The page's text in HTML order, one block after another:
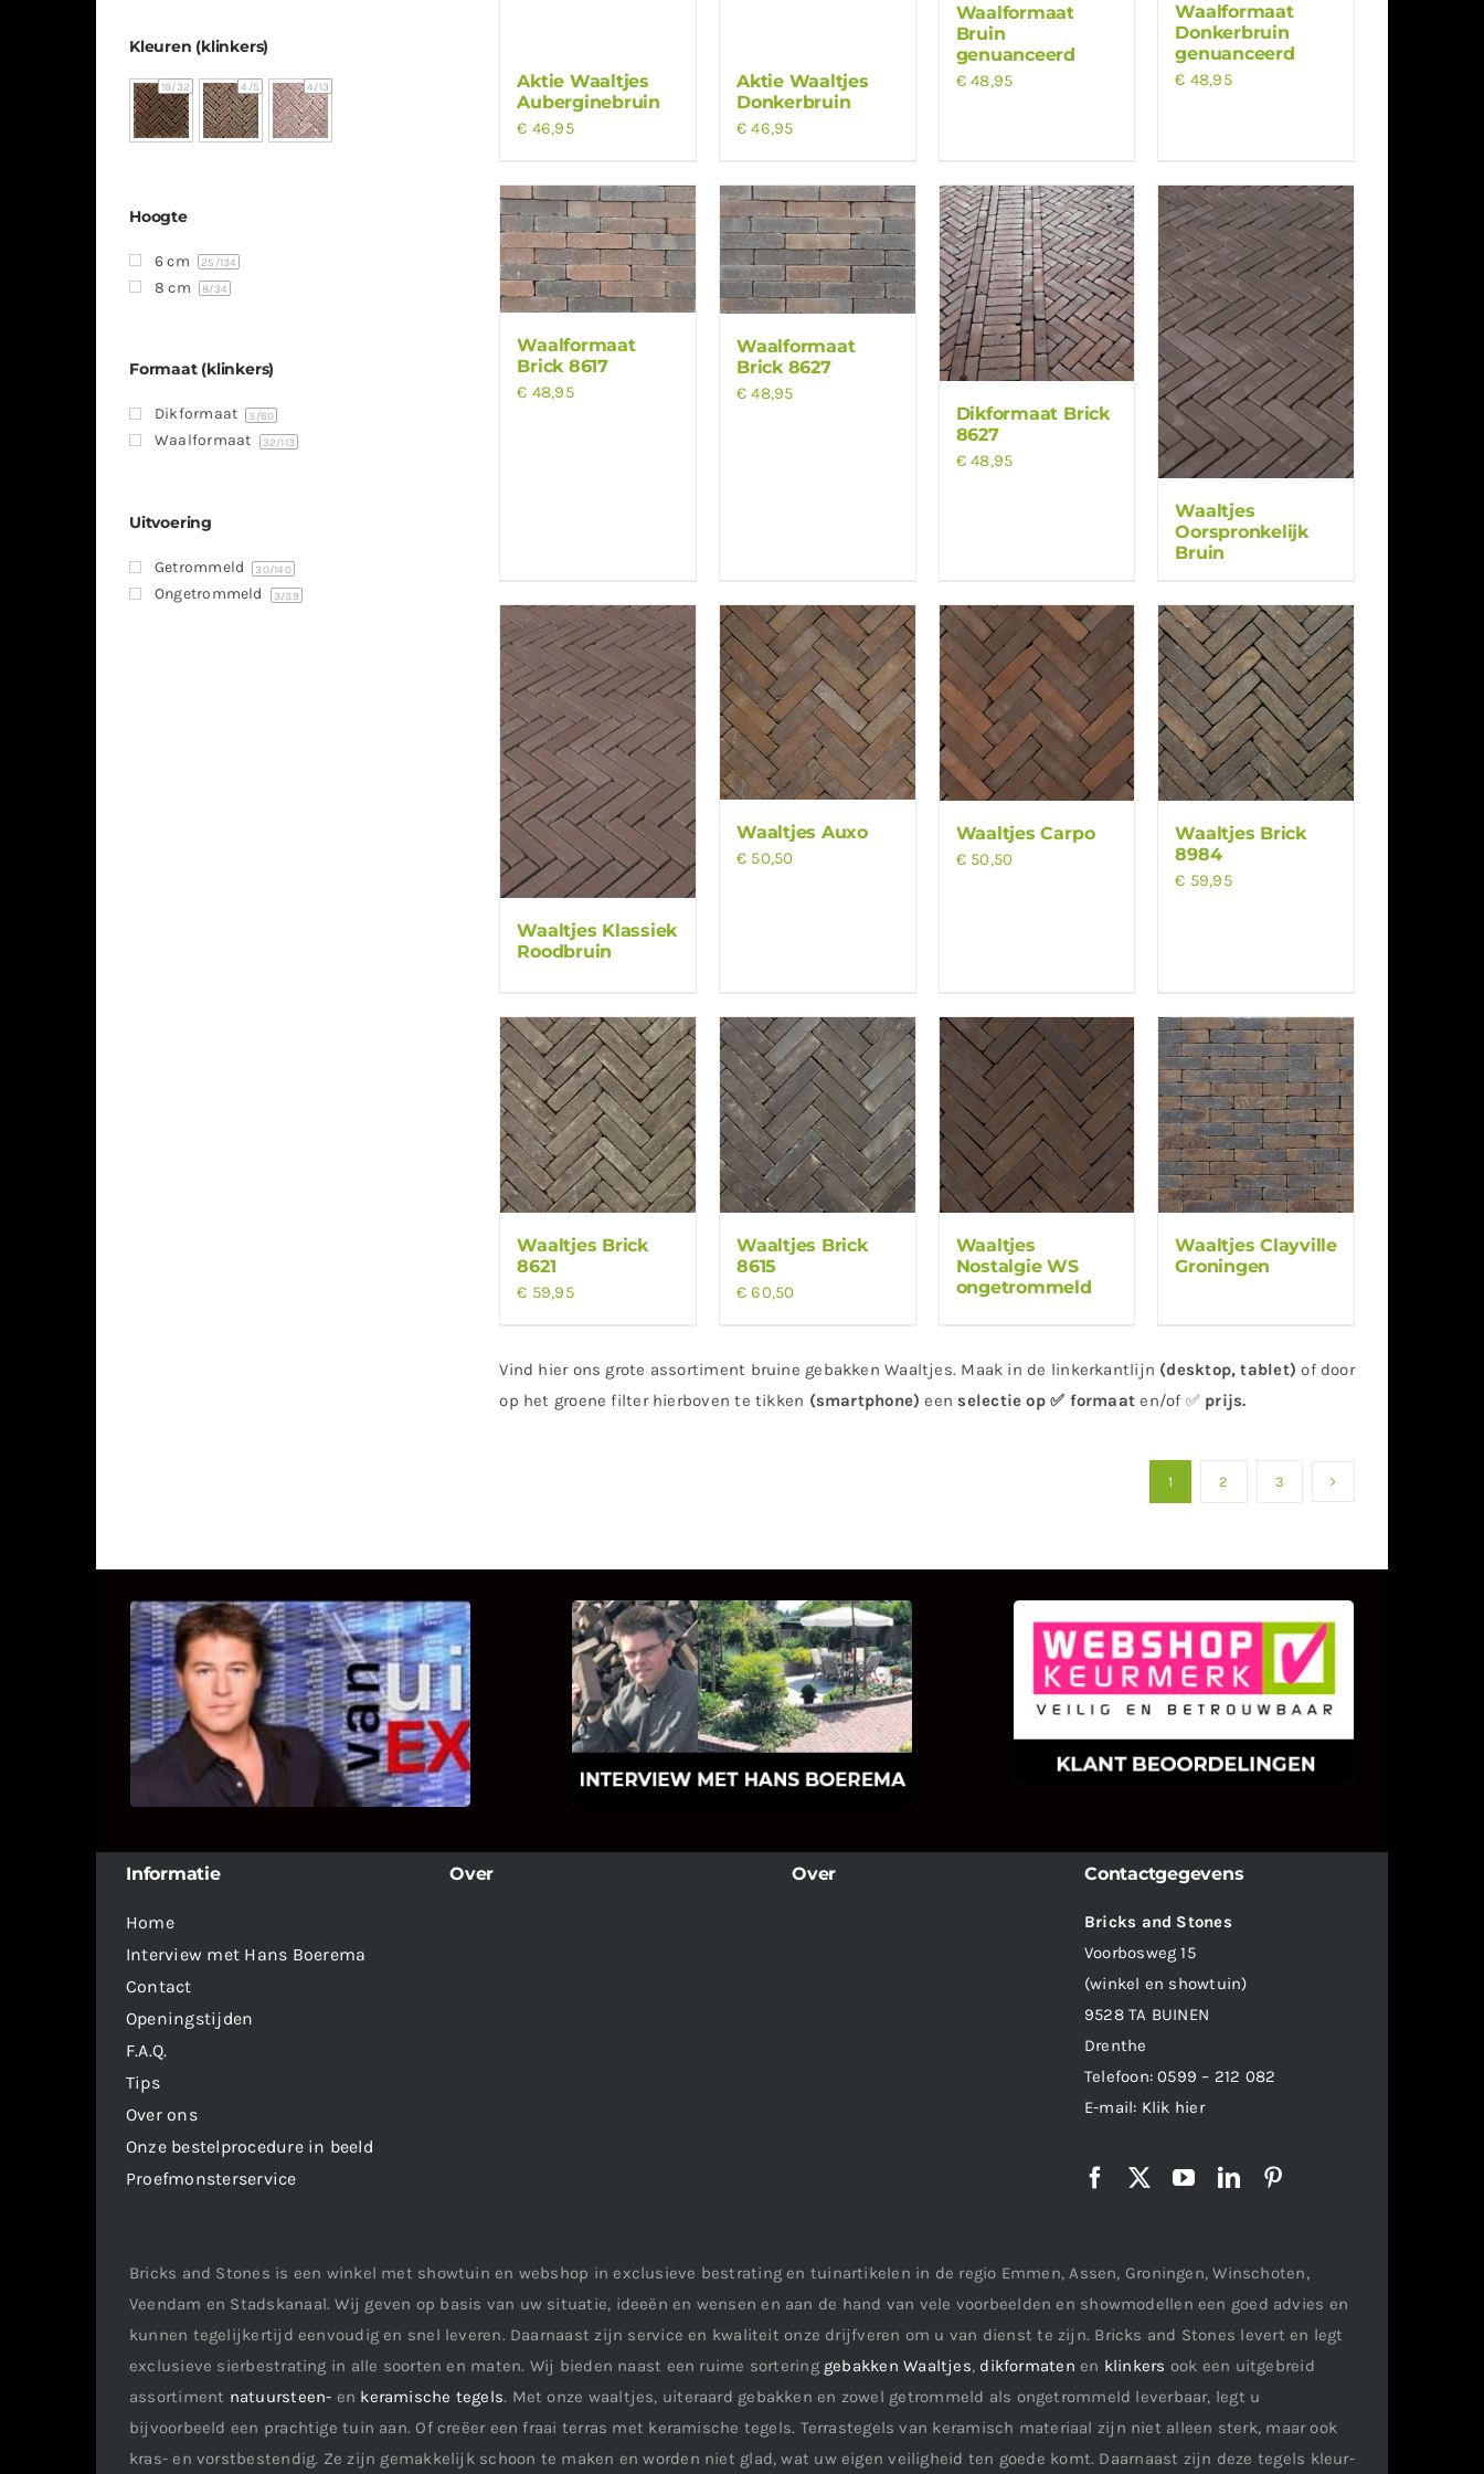
Aktie Waaltjes
Auberginebruin
€ 46,95
Aktie Waaltjes
Donkerbruin
€ 46,95
Waalformaat
Bruin
genuanceerd
€48,95
Waalformaat
Donkerbruin
genuanceerd
€ 48,95
Waalformaat
Brick 8617
€ 48,95
Waalformaat
Brick 8627
€ 48,95
Dikformaat Brick
8627
€48,95
Waaltjes
Oorspronkelijk
Bruin
Waaltjes Klassiek
Roodbruin
Waaltjes Auxo
€ 50,50
Waaltjes Carpo
€50,50
Waaltjes Brick
8984
€ 59,95
Waaltjes Brick
8621
€ 59,95
Waaltjes Brick
8615
€ 60,50
Waaltjes
Nostalgie WS
ongetrommeld
Waaltjes Clayville
Groningen
Vind hier ons grote assortiment bruine gebakken Waaltjes. Maak in de linkerkantlijn (desktop, tablet)of door
op het groene filter hierboven te tikken (smartphone) een selectie op ✅ formaat en/of ✅prijs.
1 2 3
Kleuren (klinkers)
19/32 4 /5 4/13
Hoogte
6 cm 25 /134
8 cm 8/34
Formaat (klinkers)
Dikformaat 3 /60
Waalformaat 32/113
Uitvoering
Getrommeld 30/140
Ongetrommeld 3/39
UITSTEL VAN EXECUTIE
Bekijk hier de fragmenten van de
deelname van Bricks and Stones aan
dit programma.
INTERVIEW MET HANS
BOEREMA
Hoe Bricks and Stones ontstaan is en
wat Hans Boerema motiveert in de
wereld van klinkers en tegels!
KLANT BEOORDELINGEN
We zijn er zeer op gesteld om te
weten wat u als klant van ons en
onze diensten vindt.
Informatie
Home
Interview met Hans Boerema
Contact
Openingstijden
F.A.Q.
Tips
Over ons
Onze bestelprocedure in beeld
Proefmonsterservice
Over Over Contactgegevens
Bricks and Stones
Voorbosweg 15
(winkel en showtuin)
9528 TA BUINEN
Drenthe
Telefoon:0599 – 212 082
E-mail: Klik hier
Bricks and Stones is een winkel met showtuin en webshop in exclusieve bestrating en tuinartikelen in de regio Emmen, Assen, Groningen, Winschoten,
Veendam en Stadskanaal. Wij geven op basis van uw situatie, ideeën en wensen en aan de hand van vele voorbeelden en showmodellen een goed advies en
kunnen tegelijkertijd eenvoudig en snel leveren. Daarnaast zijn service en kwaliteit onze drijfveren om u van dienst te zijn. Bricks and Stones levert en legt
exclusieve sierbestrating in alle soorten en maten. Wij bieden naast een ruime sortering gebakken Waaltjes, dikformaten en klinkers ook een uitgebreid
assortiment natuursteen- en keramische tegels. Met onze waaltjes, uiteraard gebakken en zowel getrommeld als ongetrommeld leverbaar, legt u
bijvoorbeeld een prachtige tuin aan. Of creëer een fraai terras met keramische tegels. Terrastegels van keramisch materiaal zijn niet alleen sterk, maar ook
kras- en vorstbestendig. Ze zijn gemakkelijk schoon te maken en worden niet glad, wat uw eigen veiligheid ten goede komt. Daarnaast zijn deze tegels kleur-